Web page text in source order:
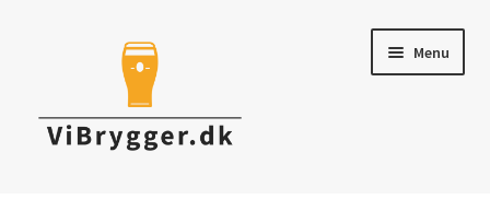
Menu